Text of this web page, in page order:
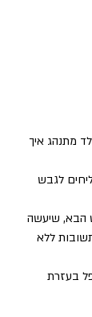
מתנהג איך
לגבש
הבא, שיעשה
ללא
בעזרת